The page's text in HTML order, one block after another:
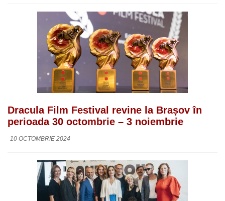
Dracula Film Festival revine la Brașov în
perioada 30 octombrie – 3 noiembrie
10 OCTOMBRIE 2024